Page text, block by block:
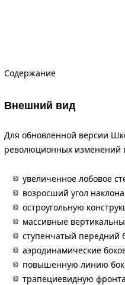
Содержание
Внешний вид
Для обновленной версии
революционных изменений
увеличенное лобовое
возросший угол
остроугольную
массивные
ступенчатый
аэродинамические
повышенную линию
трапециевидную